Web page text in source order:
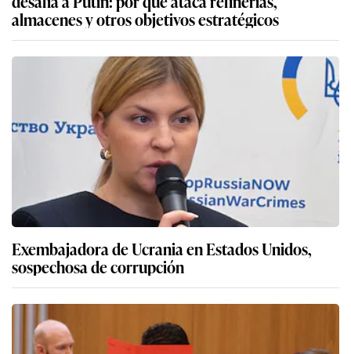
almacenes y otros objetivos estratégicos
Exembajadora de Ucrania en Estados Unidos,
sospechosa de corrupción